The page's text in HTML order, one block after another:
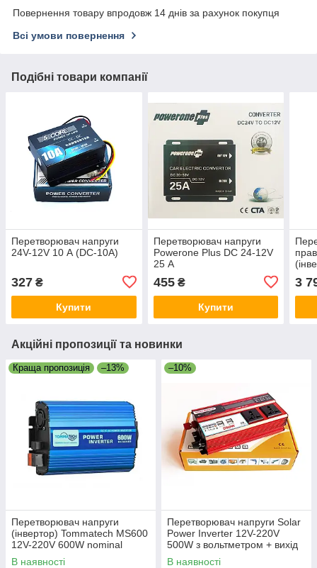
Повернення товару впродовж 14 днів за рахунок покупця
Всі умови повернення
Подібні товари компанії
Перетворювач напруги
24V-12V 10 А (DC-10A)
327 ₴
Купити
Перетворювач напруги
Powerone Plus DC 24-12V
25 А
455₴
Купити
3
Акційні пропозиції та новинки
Краща пропозиція –13%
Перетворювач напруги
(інвертор) Tommatech MS600
12V-220V 600W nominal
(1200W max)
В наявності
–10%
Перетворювач напруги Solar
Power Inverter 12V-220V
500W з вольтметром + вихід
DC12V
В наявності